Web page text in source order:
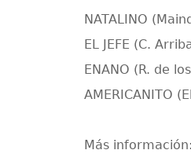
NATALINO
EL JEFE (C.
ENANO (R. de
AMERICANITO
Más